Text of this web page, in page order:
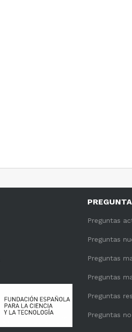
PREGUNTA
Preguntas
Preguntas
Preguntas
Preguntas
Preguntas
Preguntas